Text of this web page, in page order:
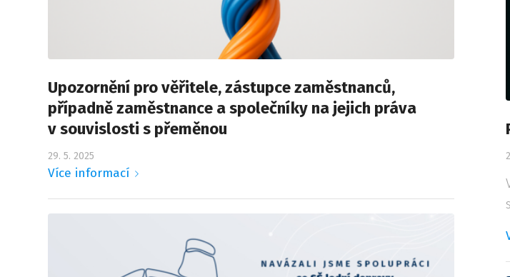
Upozornění pro věřitele, zástupce zaměstnanců,
případně zaměstnance a společníky na jejich práva
v souvislosti s přeměnou
29. 5. 2025
Více informací